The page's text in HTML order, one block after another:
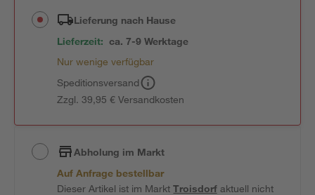
Lieferung nach Hause
Lieferzeit: ca. 7-9 Werktage
Nur wenige verfügbar
Speditionsversand
Zzgl. 39,95 € Versandkosten
Abholung im Markt
Auf Anfrage bestellbar
Dieser Artikel ist im MarktTroisdorfaktuell nicht